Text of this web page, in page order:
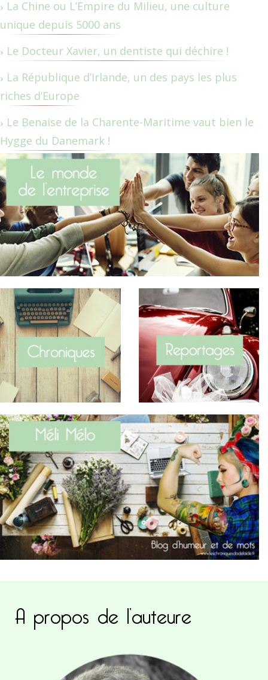
La Chine ou L’Empire du Milieu, une culture
unique depuis 5000 ans
Le Docteur Xavier, un dentiste qui déchire !
La République d’Irlande, un des pays les plus
riches d’Europe
Le Benaise de la Charente-Maritime vaut bien le
Hygge du Danemark !
A propos de l’auteure